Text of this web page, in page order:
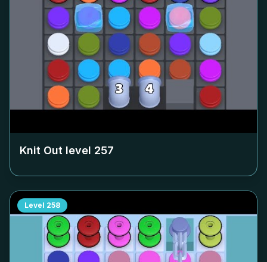
Knit Out level 257
Level 258